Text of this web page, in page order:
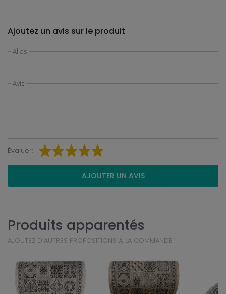
Ajoutez un avis sur le produit
Alias
Avis
Évaluer:
AJOUTER UN AVIS
Produits apparentés
AJOUTEZ D’AUTRES PROPOSITIONS À LA COMMANDE